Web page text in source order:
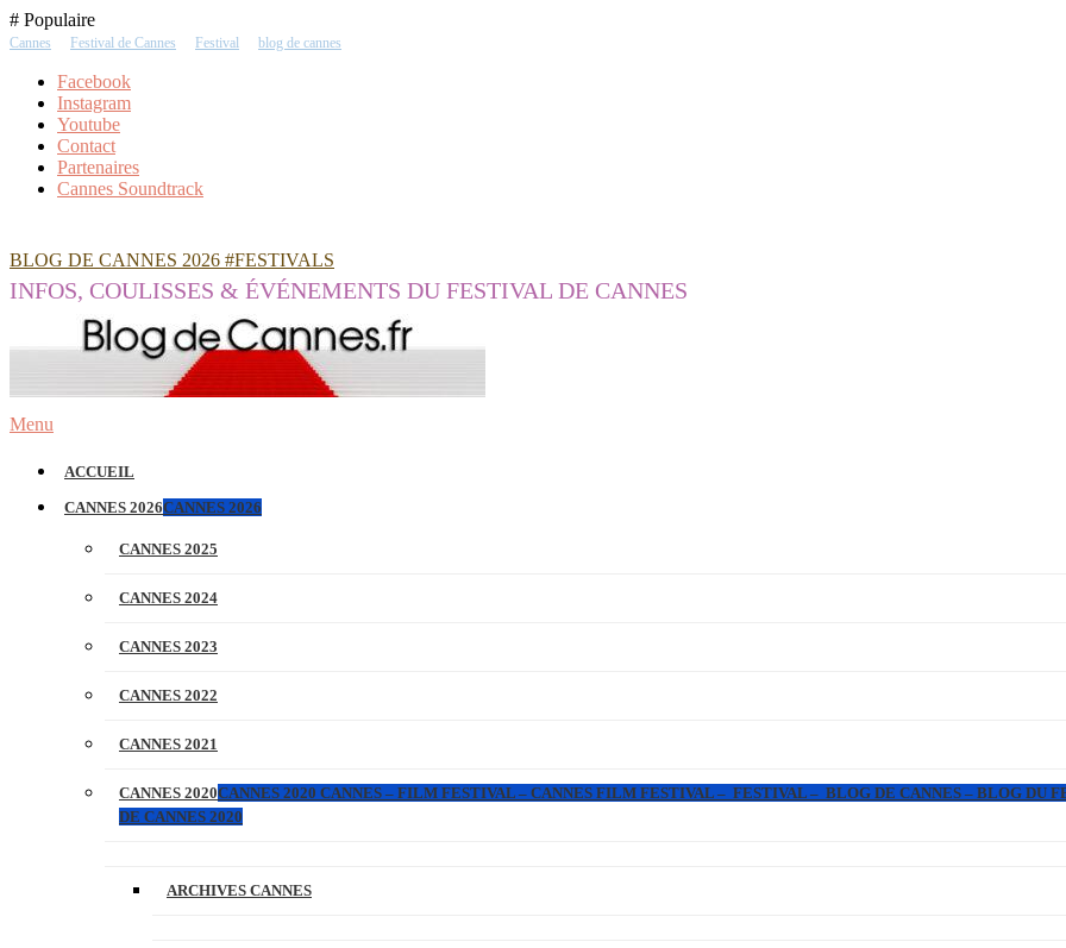
Skip
To
# Populaire
Cannes Festival de Cannes Festival blog de cannes
Facebook
Instagram
Youtube
Contact
Partenaires
Cannes Soundtrack
BLOG DE CANNES 2026 #FESTIVALS
INFOS, COULISSES & ÉVÉNEMENTS DU FESTIVAL DE CANNES
Menu
ACCUEIL
CANNES 2026CANNES 2026
CANNES 2025
CANNES 2024
CANNES 2023
CANNES 2022
CANNES 2021
CANNES 2020CANNES 2020 CANNES – FILM FESTIVAL – CANNES FILM FESTIVAL – FESTIVAL – BLOG DE CANNES – BLOG DU
DE CANNES 2020
ARCHIVES CANNES